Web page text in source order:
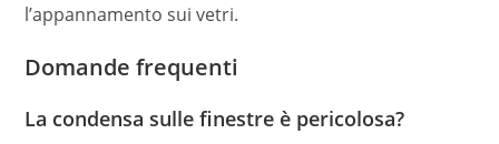
l’appannamento sui vetri.
Domande frequenti
La condensa sulle finestre è pericolosa?